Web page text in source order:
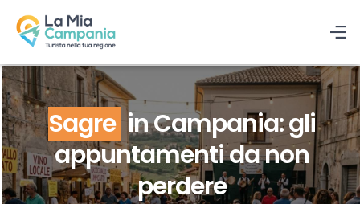
Sagre in Campania: gli
appuntamenti da non
perdere